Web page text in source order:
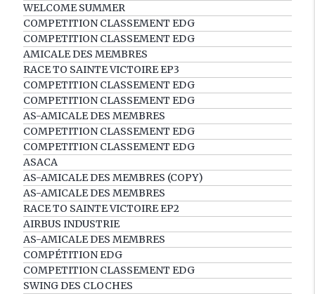
WELCOME SUMMER
COMPETITION CLASSEMENT EDG
COMPETITION CLASSEMENT EDG
AMICALE DES MEMBRES
RACE TO SAINTE VICTOIRE EP3
COMPETITION CLASSEMENT EDG
COMPETITION CLASSEMENT EDG
AS-AMICALE DES MEMBRES
COMPETITION CLASSEMENT EDG
COMPETITION CLASSEMENT EDG
ASACA
AS-AMICALE DES MEMBRES (COPY)
AS-AMICALE DES MEMBRES
RACE TO SAINTE VICTOIRE EP2
AIRBUS INDUSTRIE
AS-AMICALE DES MEMBRES
COMPÉTITION EDG
COMPETITION CLASSEMENT EDG
SWING DES CLOCHES